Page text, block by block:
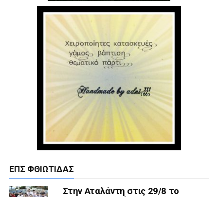
ΕΠΣ ΦΘΙΏΤΙΔΑΣ
Στην Αταλάντη στις 29/8 το